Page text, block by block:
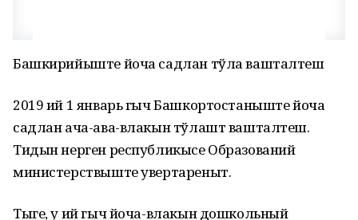
Башкирийыште йоча садлан тўла вашталтеш
2019 ий 1 январь гыч Башкортостаныште йоча
садлан ача-ава-влакын тўлашт вашталтеш.
Тидын нерген республикысе Образований
министерствыште увертареныт.
Тыге, у ий гыч йоча-влакын дошкольный